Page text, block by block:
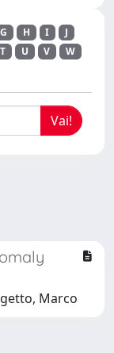
G H I
J
T U V
W
Marco